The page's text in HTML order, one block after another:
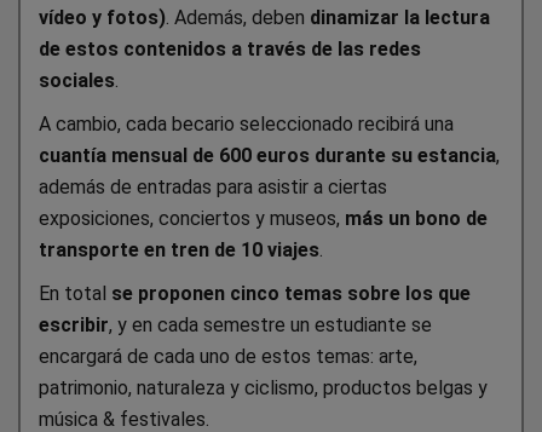
vídeo y fotos). Además, deben dinamizar la lectura
de estos contenidos a través de las redes
sociales.
A cambio, cada becario seleccionado recibirá una
cuantía mensual de 600 euros durante su estancia,
además de entradas para asistir a ciertas
exposiciones, conciertos y museos, más un bono de
transporte en tren de 10 viajes.
En total se proponen cinco temas sobre los que
escribir, y en cada semestre un estudiante se
encargará de cada uno de estos temas: arte,
patrimonio, naturaleza y ciclismo, productos belgas y
música & festivales.